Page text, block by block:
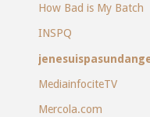
How Bad is My Batch
INSPQ
MediainfociteTV
Mercola.com